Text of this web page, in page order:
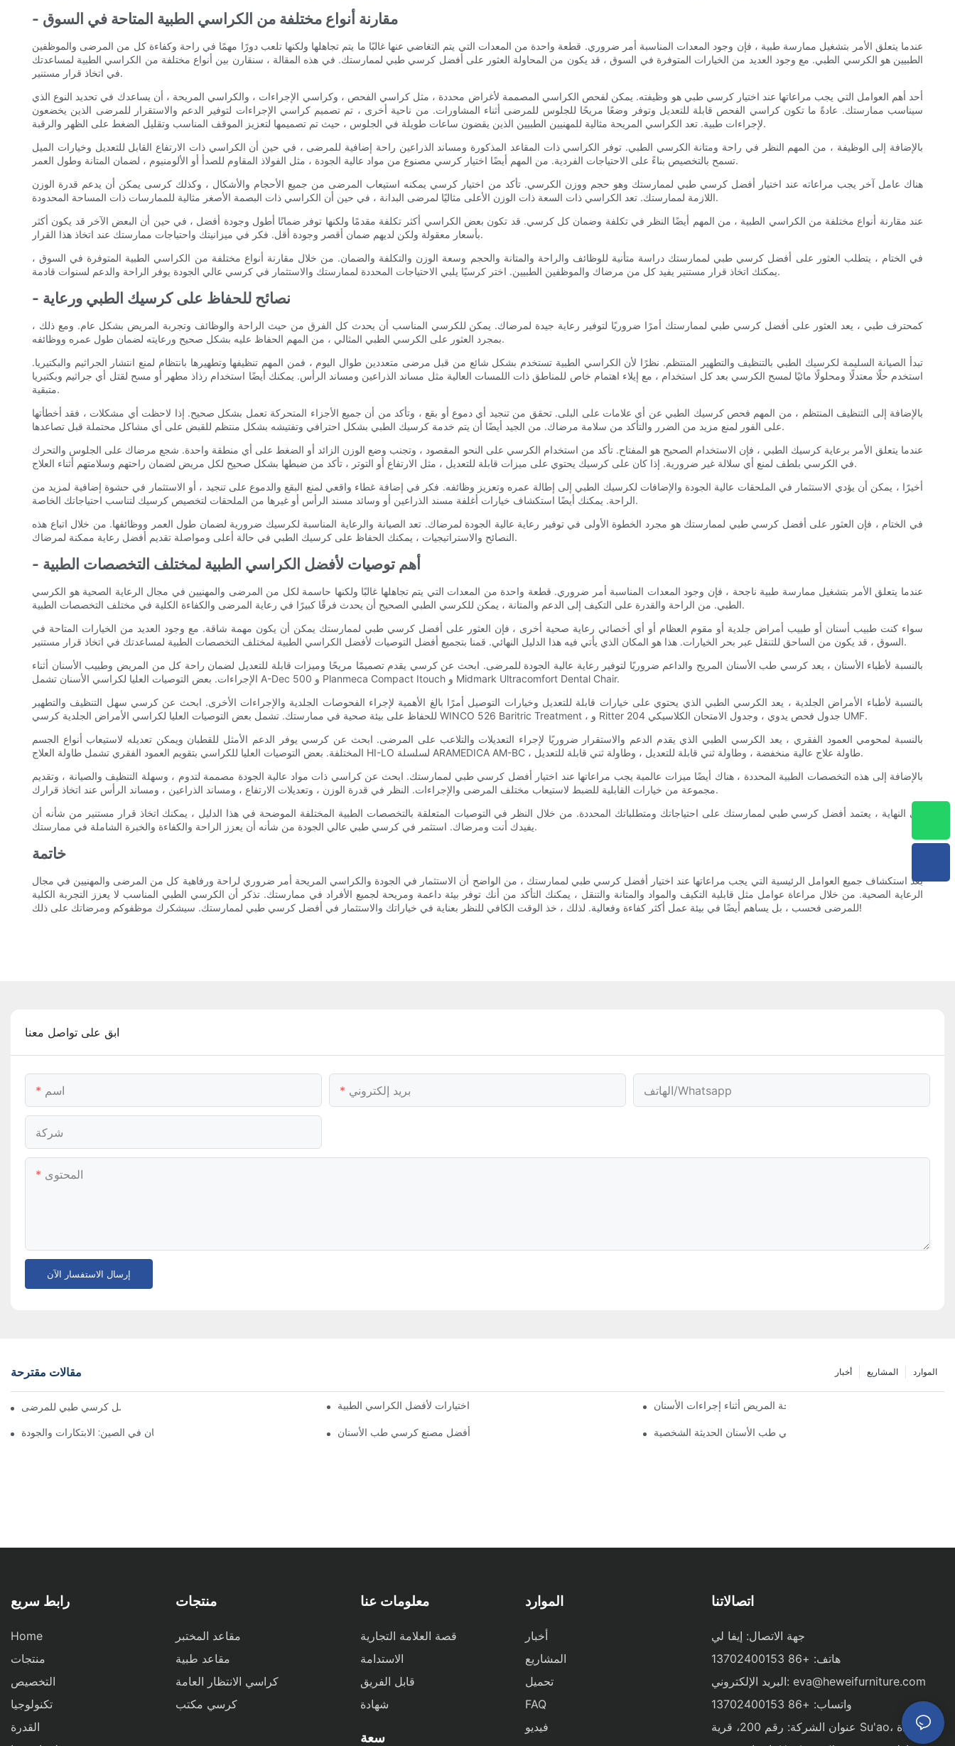
- مقارنة أنواع مختلفة من الكراسي الطبية المتاحة في السوق
عندما يتعلق الأمر بتشغيل ممارسة طبية ، فإن وجود المعدات المناسبة أمر ضروري. قطعة واحدة من المعدات التي يتم التغاضي عنها غالبًا ما يتم تجاهلها ولكنها تلعب دورًا مهمًا في راحة وكفاءة كل من المرضى والموظفين
الطبيين هو الكرسي الطبي. مع وجود العديد من الخيارات المتوفرة في السوق ، قد يكون من المحاولة العثور على أفضل كرسي طبي لممارستك. في هذه المقالة ، سنقارن بين أنواع مختلفة من الكراسي الطبية لمساعدتك
في اتخاذ قرار مستنير.
أحد أهم العوامل التي يجب مراعاتها عند اختيار كرسي طبي هو وظيفته. يمكن لفحص الكراسي المصممة لأغراض محددة ، مثل كراسي الفحص ، وكراسي الإجراءات ، والكراسي المريحة ، أن يساعدك في تحديد النوع الذي
سيناسب ممارستك. عادةً ما تكون كراسي الفحص قابلة للتعديل وتوفر وضعًا مريحًا للجلوس للمرضى أثناء المشاورات. من ناحية أخرى ، تم تصميم كراسي الإجراءات لتوفير الدعم والاستقرار للمرضى الذين يخضعون
لإجراءات طبية. تعد الكراسي المريحة مثالية للمهنيين الطبيين الذين يقضون ساعات طويلة في الجلوس ، حيث تم تصميمها لتعزيز الموقف المناسب وتقليل الضغط على الظهر والرقبة.
بالإضافة إلى الوظيفة ، من المهم النظر في راحة ومتانة الكرسي الطبي. توفر الكراسي ذات المقاعد المذكورة ومساند الذراعين راحة إضافية للمرضى ، في حين أن الكراسي ذات الارتفاع القابل للتعديل وخيارات الميل
تسمح بالتخصيص بناءً على الاحتياجات الفردية. من المهم أيضًا اختيار كرسي مصنوع من مواد عالية الجودة ، مثل الفولاذ المقاوم للصدأ أو الألومنيوم ، لضمان المتانة وطول العمر.
هناك عامل آخر يجب مراعاته عند اختيار أفضل كرسي طبي لممارستك وهو حجم ووزن الكرسي. تأكد من اختيار كرسي يمكنه استيعاب المرضى من جميع الأحجام والأشكال ، وكذلك كرسى يمكن أن يدعم قدرة الوزن
اللازمة لممارستك. تعد الكراسي ذات السعة ذات الوزن الأعلى مثاليًا لمرضى البدانة ، في حين أن الكراسي ذات البصمة الأصغر مثالية للممارسات ذات المساحة المحدودة.
عند مقارنة أنواع مختلفة من الكراسي الطبية ، من المهم أيضًا النظر في تكلفة وضمان كل كرسي. قد تكون بعض الكراسي أكثر تكلفة مقدمًا ولكنها توفر ضمانًا أطول وجودة أفضل ، في حين أن البعض الآخر قد يكون أكثر
بأسعار معقولة ولكن لديهم ضمان أقصر وجودة أقل. فكر في ميزانيتك واحتياجات ممارستك عند اتخاذ هذا القرار.
في الختام ، يتطلب العثور على أفضل كرسي طبي لممارستك دراسة متأنية للوظائف والراحة والمتانة والحجم وسعة الوزن والتكلفة والضمان. من خلال مقارنة أنواع مختلفة من الكراسي الطبية المتوفرة في السوق ،
يمكنك اتخاذ قرار مستنير يفيد كل من مرضاك والموظفين الطبيين. اختر كرسيًا يلبي الاحتياجات المحددة لممارستك والاستثمار في كرسي عالي الجودة يوفر الراحة والدعم لسنوات قادمة.
- نصائح للحفاظ على كرسيك الطبي ورعاية
كمحترف طبي ، يعد العثور على أفضل كرسي طبي لممارستك أمرًا ضروريًا لتوفير رعاية جيدة لمرضاك. يمكن للكرسي المناسب أن يحدث كل الفرق من حيث الراحة والوظائف وتجربة المريض بشكل عام. ومع ذلك ،
بمجرد العثور على الكرسي الطبي المثالي ، من المهم الحفاظ عليه بشكل صحيح ورعايته لضمان طول عمره ووظائفه.
تبدأ الصيانة السليمة لكرسيك الطبي بالتنظيف والتطهير المنتظم. نظرًا لأن الكراسي الطبية تستخدم بشكل شائع من قبل مرضى متعددين طوال اليوم ، فمن المهم تنظيفها وتطهيرها بانتظام لمنع انتشار الجراثيم والبكتيريا.
استخدم حلًا معتدلًا ومحلولًا مائيًا لمسح الكرسي بعد كل استخدام ، مع إيلاء اهتمام خاص للمناطق ذات اللمسات العالية مثل مساند الذراعين ومساند الرأس. يمكنك أيضًا استخدام رذاذ مطهر أو مسح لقتل أي جراثيم وبكتيريا
متبقية.
بالإضافة إلى التنظيف المنتظم ، من المهم فحص كرسيك الطبي عن أي علامات على البلى. تحقق من تنجيد أي دموع أو بقع ، وتأكد من أن جميع الأجزاء المتحركة تعمل بشكل صحيح. إذا لاحظت أي مشكلات ، فقد أخطأتها
على الفور لمنع مزيد من الضرر والتأكد من سلامة مرضاك. من الجيد أيضًا أن يتم خدمة كرسيك الطبي بشكل احترافي وتفتيشه بشكل منتظم للقبض على أي مشاكل محتملة قبل تصاعدها.
عندما يتعلق الأمر برعاية كرسيك الطبي ، فإن الاستخدام الصحيح هو المفتاح. تأكد من استخدام الكرسي على النحو المقصود ، وتجنب وضع الوزن الزائد أو الضغط على أي منطقة واحدة. شجع مرضاك على الجلوس والتحرك
في الكرسي بلطف لمنع أي سلالة غير ضرورية. إذا كان على كرسيك يحتوي على ميزات قابلة للتعديل ، مثل الارتفاع أو التوتر ، تأكد من ضبطها بشكل صحيح لكل مريض لضمان راحتهم وسلامتهم أثناء العلاج.
أخيرًا ، يمكن أن يؤدي الاستثمار في الملحقات عالية الجودة والإضافات لكرسيك الطبي إلى إطالة عمره وتعزيز وظائفه. فكر في إضافة غطاء واقعي لمنع البقع والدموع على تنجيد ، أو الاستثمار في حشوة إضافية لمزيد من
الراحة. يمكنك أيضًا استكشاف خيارات أغلفة مسند الذراعين أو وسائد مسند الرأس أو غيرها من الملحقات لتخصيص كرسيك لتناسب احتياجاتك الخاصة.
في الختام ، فإن العثور على أفضل كرسي طبي لممارستك هو مجرد الخطوة الأولى في توفير رعاية عالية الجودة لمرضاك. تعد الصيانة والرعاية المناسبة لكرسيك ضرورية لضمان طول العمر ووظائفها. من خلال اتباع هذه
النصائح والاستراتيجيات ، يمكنك الحفاظ على كرسيك الطبي في حالة أعلى ومواصلة تقديم أفضل رعاية ممكنة لمرضاك.
- أهم توصيات لأفضل الكراسي الطبية لمختلف التخصصات الطبية
عندما يتعلق الأمر بتشغيل ممارسة طبية ناجحة ، فإن وجود المعدات المناسبة أمر ضروري. قطعة واحدة من المعدات التي يتم تجاهلها غالبًا ولكنها حاسمة لكل من المرضى والمهنيين في مجال الرعاية الصحية هو الكرسي
الطبي. من الراحة والقدرة على التكيف إلى الدعم والمتانة ، يمكن للكرسي الطبي الصحيح أن يحدث فرقًا كبيرًا في رعاية المرضى والكفاءة الكلية في مختلف التخصصات الطبية.
سواء كنت طبيب أسنان أو طبيب أمراض جلدية أو مقوم العظام أو أي أخصائي رعاية صحية أخرى ، فإن العثور على أفضل كرسي طبي لممارستك يمكن أن يكون مهمة شاقة. مع وجود العديد من الخيارات المتاحة في
السوق ، قد يكون من الساحق للتنقل عبر بحر الخيارات. هذا هو المكان الذي يأتي فيه هذا الدليل النهائي. قمنا بتجميع أفضل التوصيات لأفضل الكراسي الطبية لمختلف التخصصات الطبية لمساعدتك في اتخاذ قرار مستنير.
بالنسبة لأطباء الأسنان ، يعد كرسي طب الأسنان المريح والداعم ضروريًا لتوفير رعاية عالية الجودة للمرضى. ابحث عن كرسي يقدم تصميمًا مريحًا وميزات قابلة للتعديل لضمان راحة كل من المريض وطبيب الأسنان أثناء
الإجراءات. بعض التوصيات العليا لكراسي الأسنان تشمل A-Dec 500 و Planmeca Compact Itouch و Midmark Ultracomfort Dental Chair.
بالنسبة لأطباء الأمراض الجلدية ، يعد الكرسي الطبي الذي يحتوي على خيارات قابلة للتعديل وخيارات التوصيل أمرًا بالغ الأهمية لإجراء الفحوصات الجلدية والإجراءات الأخرى. ابحث عن كرسي سهل التنظيف والتطهير
للحفاظ على بيئة صحية في ممارستك. تشمل بعض التوصيات العليا لكراسي الأمراض الجلدية كرسي WINCO 526 Baritric Treatment ، و Ritter 204 جدول فحص يدوي ، وجدول الامتحان الكلاسيكي UMF.
بالنسبة لمحومي العمود الفقري ، يعد الكرسي الطبي الذي يقدم الدعم والاستقرار ضروريًا لإجراء التعديلات والتلاعب على المرضى. ابحث عن كرسي يوفر الدعم الأمثل للقطبان ويمكن تعديله لاستيعاب أنواع الجسم
المختلفة. بعض التوصيات العليا للكراسي بتقويم العمود الفقري تشمل طاولة العلاج HI-LO لسلسلة ARAMEDICA AM-BC ، طاولة علاج عالية منخفضة ، وطاولة ثني قابلة للتعديل ، وطاولة ثني قابلة للتعديل.
بالإضافة إلى هذه التخصصات الطبية المحددة ، هناك أيضًا ميزات عالمية يجب مراعاتها عند اختيار أفضل كرسي طبي لممارستك. ابحث عن كراسي ذات مواد عالية الجودة مصممة لتدوم ، وسهلة التنظيف والصيانة ، وتقديم
مجموعة من خيارات القابلية للضبط لاستيعاب مختلف المرضى والإجراءات. النظر في قدرة الوزن ، وتعديلات الارتفاع ، ومساند الذراعين ، ومساند الرأس عند اتخاذ قرارك.
في النهاية ، يعتمد أفضل كرسي طبي لممارستك على احتياجاتك ومتطلباتك المحددة. من خلال النظر في التوصيات المتعلقة بالتخصصات الطبية المختلفة الموضحة في هذا الدليل ، يمكنك اتخاذ قرار مستنير من شأنه أن
يفيدك أنت ومرضاك. استثمر في كرسي طبي عالي الجودة من شأنه أن يعزز الراحة والكفاءة والخبرة الشاملة في ممارستك.
خاتمة
بعد استكشاف جميع العوامل الرئيسية التي يجب مراعاتها عند اختيار أفضل كرسي طبي لممارستك ، من الواضح أن الاستثمار في الجودة والكراسي المريحة أمر ضروري لراحة ورفاهية كل من المرضى والمهنيين في مجال
الرعاية الصحية. من خلال مراعاة عوامل مثل قابلية التكيف والمواد والمتانة والتنقل ، يمكنك التأكد من أنك توفر بيئة داعمة ومريحة لجميع الأفراد في ممارستك. تذكر أن الكرسي الطبي المناسب لا يعزز التجربة الكلية
للمرضى فحسب ، بل يساهم أيضًا في بيئة عمل أكثر كفاءة وفعالية. لذلك ، خذ الوقت الكافي للنظر بعناية في خياراتك والاستثمار في أفضل كرسي طبي لممارستك. سيشكرك موظفوكم ومرضاتك على ذلك!
ابق على تواصل معنا
اسم بريد إلكتروني الهاتف/whatsapp
شركة
المحتوى
إرسال الاستفسار الآن
مقالات مقترحة الموارد المشاريع أخبار
الدليل الأساسي لاختيار أفضل كرسي طبي للمرضى أفضل اختيارات لأفضل الكراسي الطبية كرسي عيادة الأسنان المريحة: ضمان راحة المريض أثناء إجراءات الأسنان
أفضل شركات تصنيع كراسي طب الأسنان في الصين: الابتكارات والجودة الدليل النهائي لاختيار أفضل مصنع كرسي طب الأسنان مستقبل طب الأسنان: كراسي طب الأسنان الحديثة الشخصية
رابط سريع
Home
منتجات
التخصيص
تكنولوجيا
القدرة
منتجات
مقاعد المختبر
مقاعد طبية
كراسي الانتظار العامة
كرسي مكتب
معلومات عنا
قصة العلامة التجارية
الاستدامة
قابل الفريق
شهادة
سعة
الموارد
أخبار
المشاريع
تحميل
FAQ
فيديو
اتصالاتنا
جهة الاتصال: إيفا لي
هاتف: +86 13702400153
البريد الإلكتروني: eva@heweifurniture.com
واتساب: +86 13702400153
عنوان الشركة: رقم 200، قرية Su'ao، بلدة